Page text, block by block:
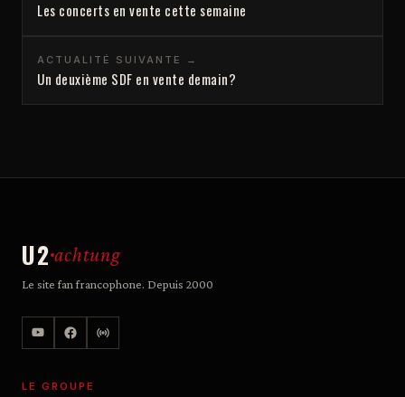
Les concerts en vente cette semaine
ACTUALITÉ SUIVANTE →
Un deuxième SDF en vente demain?
U2 achtung
Le site fan francophone. Depuis 2000
LE GROUPE